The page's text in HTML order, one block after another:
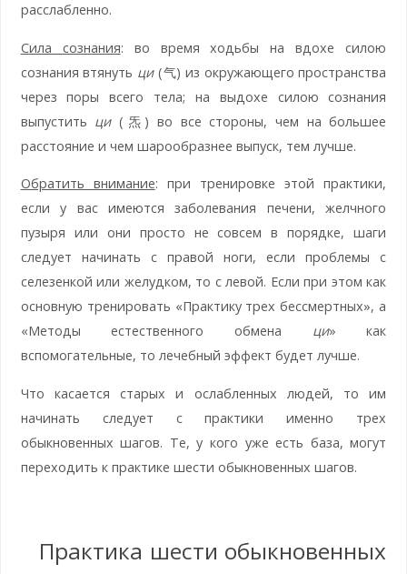
расслабленно.
Сила сознания: во время ходьбы на вдохе силою
сознания втянуть ци(气) из окружающего пространства
через поры всего тела; на выдохе силою сознания
выпустить ци(炁) во все стороны, чем на большее
расстояние и чем шарообразнее выпуск, тем лучше.
Обратить внимание: при тренировке этой практики,
если у вас имеются заболевания печени, желчного
пузыря или они просто не совсем в порядке, шаги
следует начинать с правой ноги, если проблемы с
селезенкой или желудком, то с левой. Если при этом как
основную тренировать «Практику трех бессмертных», а
«Методы естественного обмена ци» как
вспомогательные, то лечебный эффект будет лучше.
Что касается старых и ослабленных людей, то им
начинать следует с практики именно трех
обыкновенных шагов. Те, у кого уже есть база, могут
переходить к практике шести обыкновенных шагов.
Практика шести обыкновенных